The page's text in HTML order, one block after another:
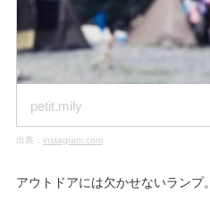
petit.mily
出典： instagram.com
アウトドアには欠かせないランプ。